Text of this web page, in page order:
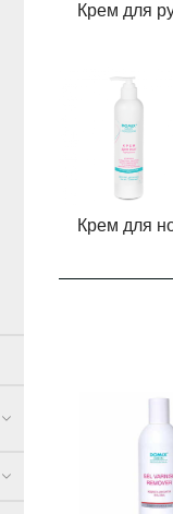
Крем для
Крем для